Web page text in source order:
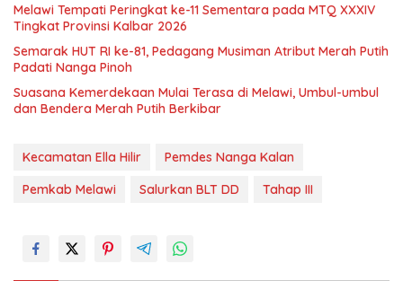
Melawi Tempati Peringkat ke-11 Sementara pada MTQ XXXIV
Tingkat Provinsi Kalbar 2026
Semarak HUT RI ke-81, Pedagang Musiman Atribut Merah Putih
Padati Nanga Pinoh
Suasana Kemerdekaan Mulai Terasa di Melawi, Umbul-umbul
dan Bendera Merah Putih Berkibar
Kecamatan Ella Hilir
Pemdes Nanga Kalan
Pemkab Melawi
Salurkan BLT DD Tahap III